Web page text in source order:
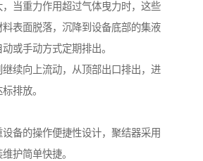
，当重力作用超过气体曳力时，这些
表面脱落，沉降到设备底部的集液
或手动方式定期排出。
续向上流动，从顶部出口排出，进
排放。
备的操作便捷性设计，聚结器采用
护简单快捷。